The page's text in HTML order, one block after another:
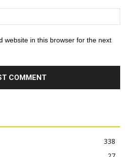
website in this browser for the next
338